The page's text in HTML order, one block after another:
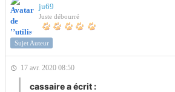
ju69
Juste débourré
Sujet Auteur
17 avr. 2020 08:50
cassaire a écrit :